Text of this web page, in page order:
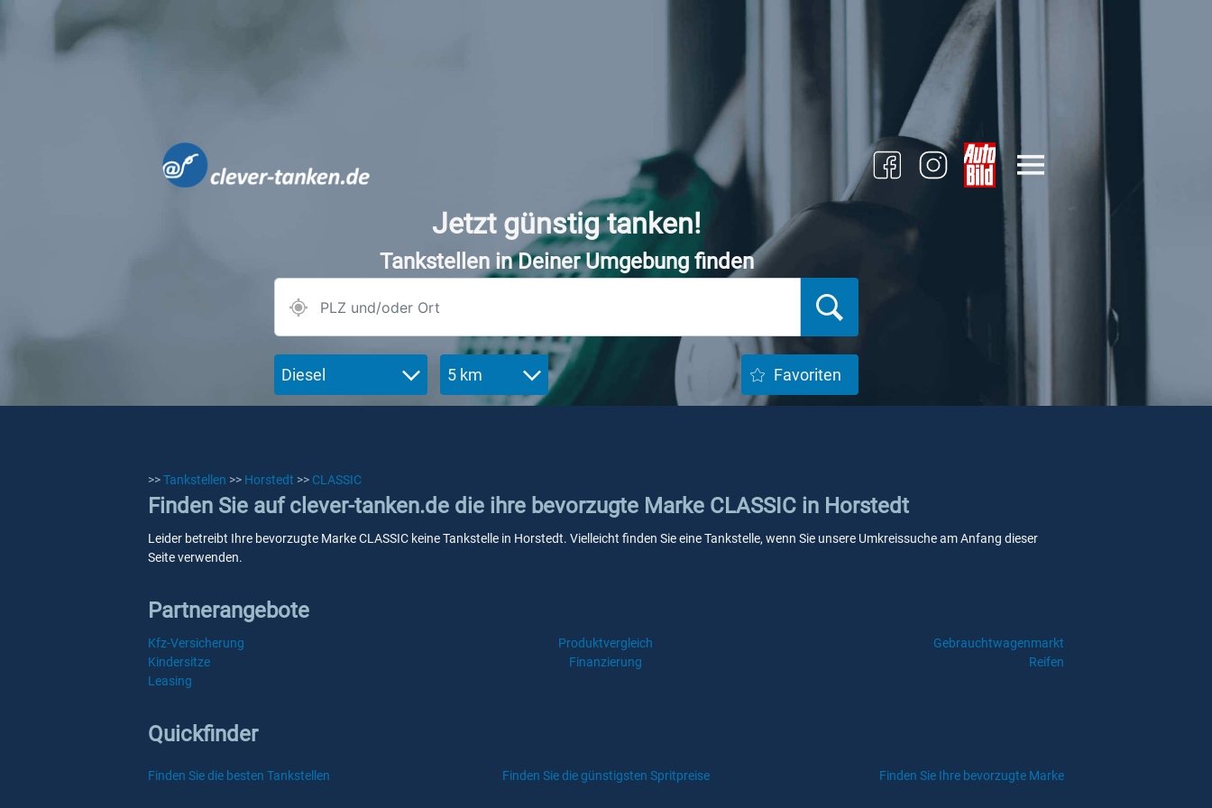
Jetzt günstig tanken!
Tankstellen in Deiner Umgebung finden
Diesel 5 km Favoriten
>>Tankstellen >> Horstedt >> CLASSIC
Finden Sie auf clever-tanken.de die ihre bevorzugte Marke CLASSIC in Horstedt
Leider betreibt Ihre bevorzugte Marke CLASSIC keine Tankstelle in Horstedt. Vielleicht finden Sie eine Tankstelle, wenn Sie unsere Umkreissuche am Anfang dieser
Seite verwenden.
Partnerangebote
Kfz-Versicherung Produktvergleich
Gebrauchtwagenmarkt
Kindersitze
Finanzierung
Reifen
Leasing
Quickfinder
Finden Sie die besten Tankstellen Finden Sie die günstigsten Spritpreise Finden Sie Ihre bevorzugte Marke